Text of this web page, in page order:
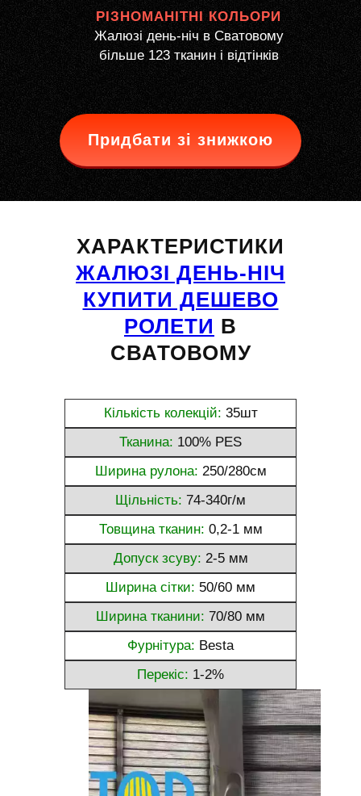
РІЗНОМАНІТНІ КОЛЬОРИ
Жалюзі день-ніч в Сватовому
більше 123 тканин і відтінків
Придбати зі знижкою
ХАРАКТЕРИСТИКИ
ЖАЛЮЗІ ДЕНЬ-НІЧ
КУПИТИ ДЕШЕВО
РОЛЕТИ В
СВАТОВОМУ
Кількість колекцій: 35шт
Тканина: 100% PES
Ширина рулона: 250/280см
Щільність: 74-340г/м
Товщина тканин: 0,2-1 мм
Допуск зсуву: 2-5 мм
Ширина сітки: 50/60 мм
Ширина тканини: 70/80 мм
Фурнітура: Besta
Перекіс: 1-2%